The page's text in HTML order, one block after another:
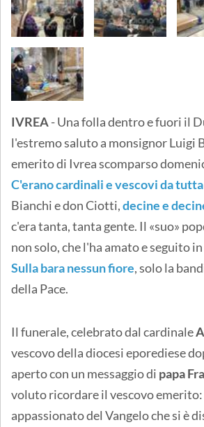
IVREA- Una folla dentro e fuori il
l'estremo saluto a monsignor Luigi
emerito di Ivrea scomparso
C'erano cardinali e vescovi da
Bianchi e don Ciotti,decine e
c'era tanta, tanta gente. Il «suo»
non solo, che l'ha amato e seguito
Sulla bara nessun fiore, solo la
della Pace.
Il funerale, celebrato dal cardinale
vescovo della diocesi eporediese
aperto con un messaggio di papa
voluto ricordare il vescovo emerito:
appassionato del Vangelo che si è